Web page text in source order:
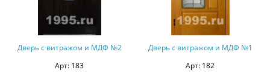
Дверь с витражом и МДФ №2
Арт: 183
Дверь с витражом и МДФ №1
Арт: 182